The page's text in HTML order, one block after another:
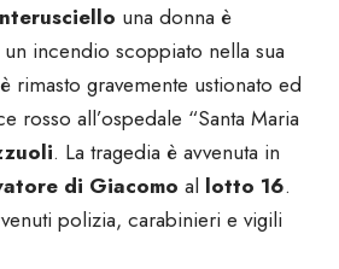
una donna è
incendio scoppiato nella sua
rimasto gravemente ustionato ed
rosso all’ospedale “Santa Maria
. La tragedia è avvenuta in
di Giacomo al lotto 16.
polizia, carabinieri e vigili